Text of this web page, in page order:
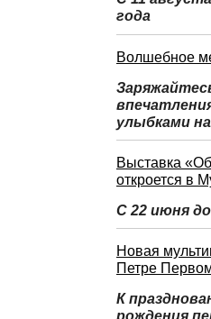
года
Волшебное
улыбками
Выставка
откроется в
С 22 июня
Новая
Петре
К
рождения